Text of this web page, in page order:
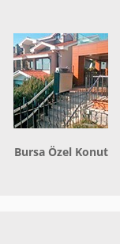
Bursa Özel Konut